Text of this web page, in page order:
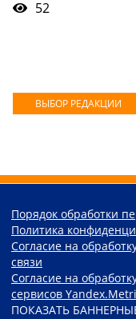
52
ВЫБОР РЕДАКЦИИ
Порядок обработки
Политика
Согласие на
связи
Согласие на
сервисов
ПОКАЗАТЬ